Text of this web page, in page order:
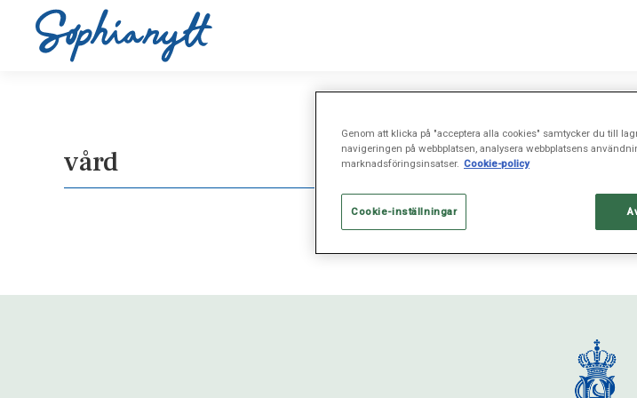
vård
Genom att klicka på "acceptera alla cookies" samtycker du till
navigeringen på webbplatsen, analysera webbplatsens
marknadsföringsinsatser. Cookie-policy
Cookie-inställningar